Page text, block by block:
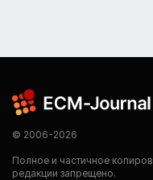
© 2006-2026
Полное и частичное
редакции запрещено.